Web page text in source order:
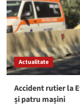
la
un
pas
de
înec
la
Eforie:
Intervin
și
SMURD-
Actualitate
Accident rutier la
și patru mașini